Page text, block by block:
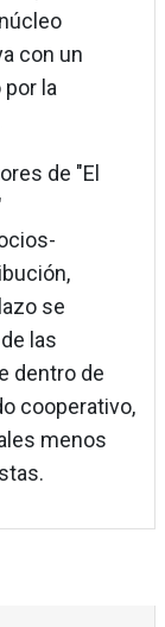
con un
la
de "El
se
las
dentro de
cooperativo,
menos